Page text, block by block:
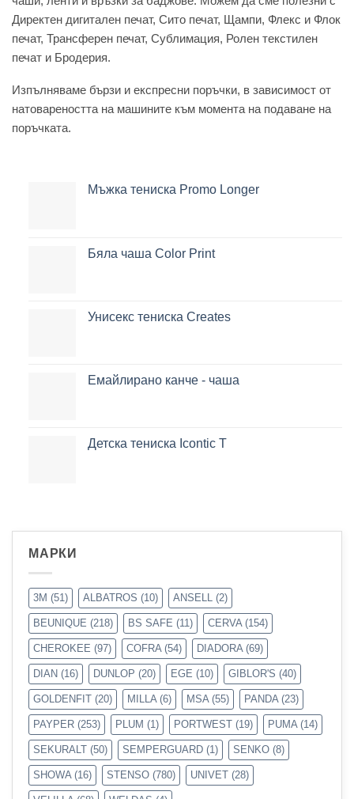
Директен дигитален печат, Сито печат, Щампи, Флекс и Флок
печат, Трансферен печат, Сублимация, Ролен текстилен
печат и Бродерия.
Изпълняваме бързи и експресни поръчки, в зависимост от
натовареността на машините към момента на подаване на
поръчката.
Мъжка тениска Promo Longer
Бяла чаша Color Print
Унисекс тениска Creates
Емайлирано канче - чаша
Детска тениска Icontic T
МАРКИ
3M (51) ALBATROS (10) ANSELL (2)
BEUNIQUE (218) BS SAFE (11) CERVA (154)
CHEROKEE (97) COFRA (54) DIADORA (69)
DIAN (16) DUNLOP (20) EGE (10) GIBLOR'S (40)
GOLDENFIT (20) MILLA (6) MSA (55) PANDA (23)
PAYPER (253) PLUM (1) PORTWEST (19) PUMA (14)
SEKURALT (50) SEMPERGUARD (1) SENKO (8)
SHOWA (16) STENSO (780) UNIVET (28)